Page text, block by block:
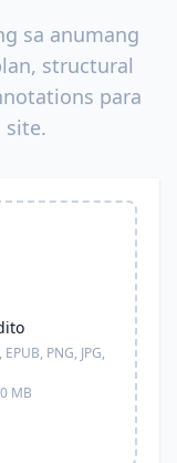
sa anumang
structural
para
site.
EPUB, PNG, JPG,
MB